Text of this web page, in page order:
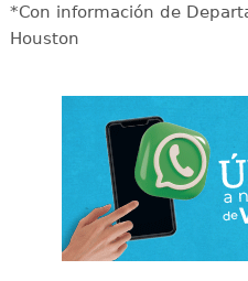
*Con información de
Houston